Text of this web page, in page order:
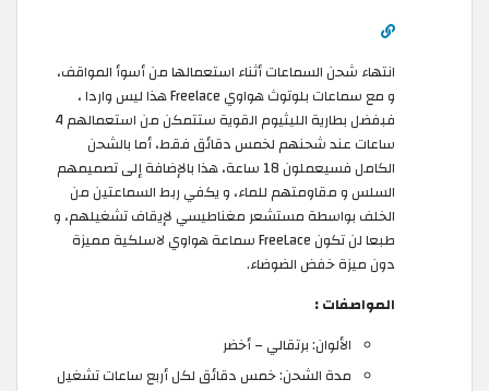
انتهاء شحن السماعات أثناء استعمالها من أسوأ المواقف،
و مع سماعات بلوتوث هواوي Freelace هذا ليس واردا ،
فبفضل بطارية الليثيوم القوية ستتمكن من استعمالهم 4
ساعات عند شحنهم لخمس دقائق فقط، أما بالشحن
الكامل فسيعملون 18 ساعة، هذا بالإضافة إلى تصميمهم
السلس و مقاومتهم للماء، و يكفي ربط السماعتين من
الخلف بواسطة مستشعر مغناطيسي لإيقاف تشغيلهم، و
طبعا لن تكون FreeLace سماعة هواوي لاسلكية مميزة
دون ميزة خفض الضوضاء.
المواصفات :
الألوان: برتقالي – أخضر
مدة الشحن: خمس دقائق لكل أربع ساعات تشغيل